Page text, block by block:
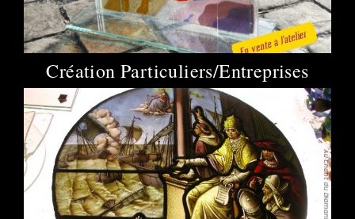
Création Particuliers/Entreprises